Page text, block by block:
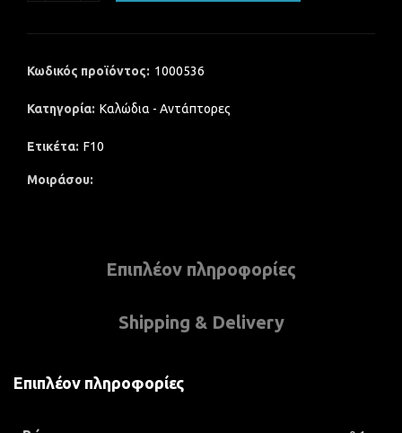
Κωδικός προϊόντος: 1000536
Κατηγορία: Καλώδια - Αντάπτορες
Ετικέτα: F10
Μοιράσου
Επιπλέον πληροφορίες
Shipping & Delivery
Επιπλέον πληροφορίες